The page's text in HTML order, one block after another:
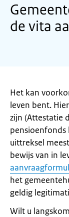
de vita
Het kan
leven bent.
zijn (Attestatie
uittreksel
bewijs van in
het
geldig
Wilt u